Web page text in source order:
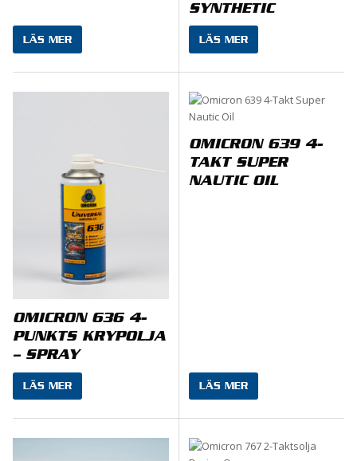
LÄS MER
SYNTHETIC
LÄS MER
OMICRON 636 4-
PUNKTS KRYPOLJA
– SPRAY
LÄS MER
OMICRON 639 4-
TAKT SUPER
NAUTIC OIL
LÄS MER